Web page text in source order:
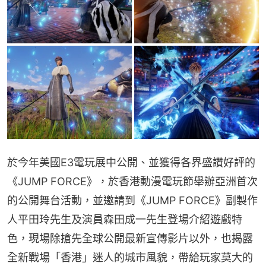
於今年美國E3電玩展中公開、並獲得各界盛讚好評的
《JUMP FORCE》，於香港動漫電玩節舉辦亞洲首次
的公開舞台活動，並邀請到《JUMP FORCE》副製作
人平田玲先生及演員森田成一先生登場介紹遊戲特
色，現場除搶先全球公開最新宣傳影片以外，也揭露
全新戰場「香港」迷人的城市風貌，帶給玩家莫大的